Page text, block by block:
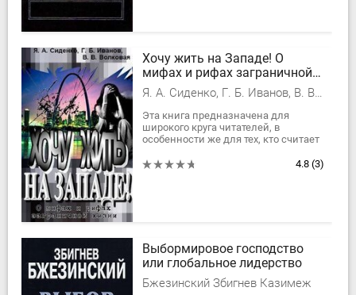
Хочу жить на Западе! О
мифах и рифах заграничной
жизни
Я. А. Сиденко, Г. Б. Иванов, В. В. Волковая
Эта книга предназначена для
широкого круга читателей, в
особенности же для тех, кто считает
адресована тем, кто, не видя
4.8 (3)
Выбормировое господство
или глобальное лидерство
Бжезинский Збигнев Казимеж